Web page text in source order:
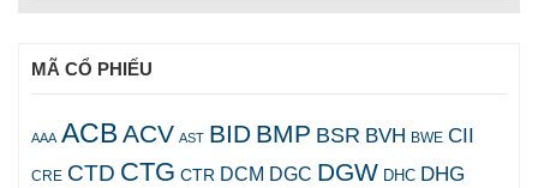
MÃ CỔ PHIẾU
AAA ACB ACV AST BID BMP BSR BVH BWE CII
CRE CTD CTG CTR DCM DGC DGW DHC DHG